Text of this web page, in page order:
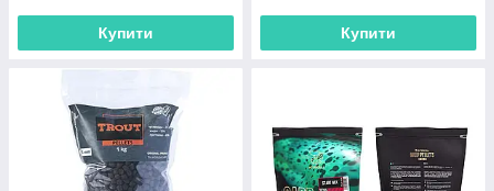
Купити Купити